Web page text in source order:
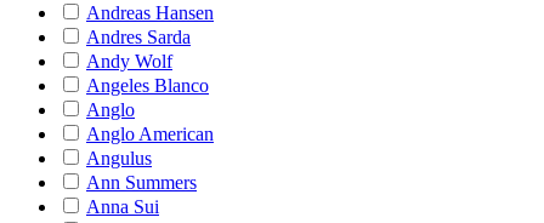
Andreas Hansen
Andres Sarda
Andy Wolf
Angeles Blanco
Anglo
Anglo American
Angulus
Ann Summers
Anna Sui